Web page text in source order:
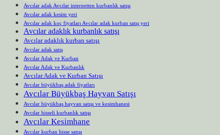
Avcılar adak Avcılar internetten kurbanlık satışı
Avcılar adak kesim yeri
Avcılar adak koç fiyatları Avcılar adak kurban satış yeri
Avcılar adaklık kurbanlık satışı
Avcılar adaklık kurban satışı
Avcılar adak satış
Avcılar Adak ve Kurban
Avcılar Adak ve Kurbanlık
Avcılar Adak ve Kurban Satışı
Avcılar büyükbaş adak fiyatları
Avcılar Büyükbaş Hayvan Satışı
Avcılar büyükbaş hayvan satışı ve kesimhanesi
Avcılar hisseli kurbanlık satışı
Avcılar Kesimhane
Avcılar kurban hisse satışı